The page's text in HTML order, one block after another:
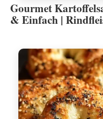
Gourmet
& Einfach |